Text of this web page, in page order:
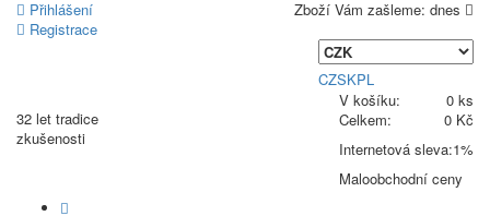
Přihlášení
Registrace
Zboží Vám zašleme: dnes
CZSKPL
32 let tradice
zkušenosti
V košíku:
0 ks
Celkem:
0 Kč
Internetová sleva:1%
Maloobchodní ceny